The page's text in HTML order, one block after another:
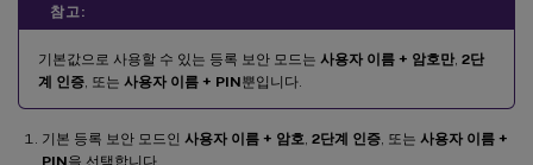
참고:
기본값으로 사용할 수 있는 등록 보안 모드는 사용자 이름 + 암호만, 2단
계 인증, 또는 사용자 이름 + PIN뿐입니다.
기본 등록 보안 모드인 사용자 이름 + 암호, 2단계 인증, 또는 사용자 이름 +